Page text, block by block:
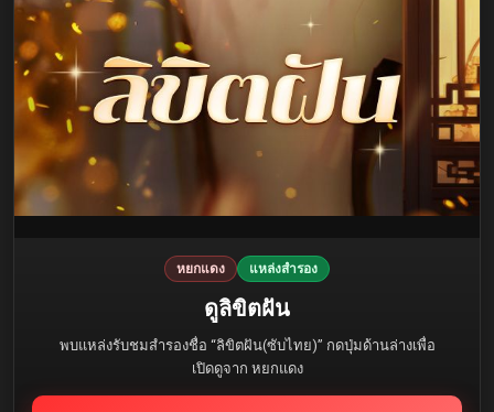
หยกแดง แหล่งสำรอง
ดูลิขิตฝัน
พบแหล่งรับชมสำรองชื่อ “ลิขิตฝัน(ซับไทย)” กดปุ่มด้านล่างเพื่อ
เปิดดูจาก หยกแดง